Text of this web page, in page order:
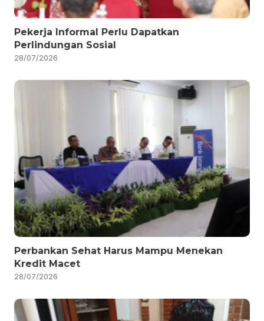
Pekerja Informal Perlu Dapatkan
Perlindungan Sosial
28/07/2026
Perbankan Sehat Harus Mampu Menekan
Kredit Macet
28/07/2026